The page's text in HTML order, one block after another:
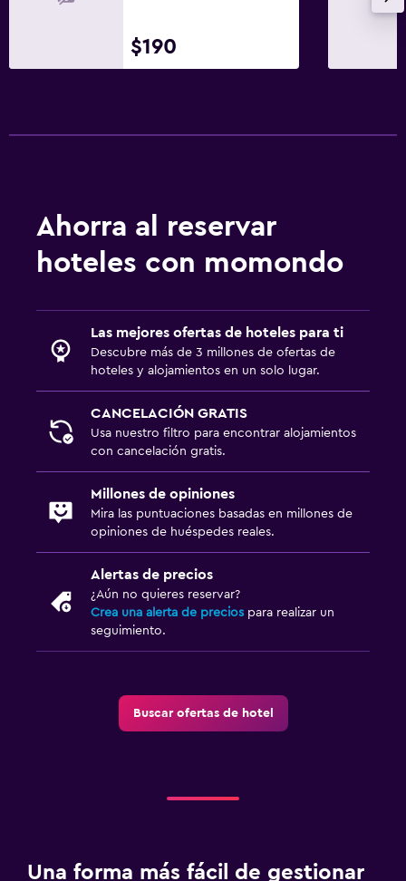
$190
Ahorra al reservar
hoteles con momondo
Las mejores ofertas de hoteles para ti
Descubre más de 3 millones de ofertas de
hoteles y alojamientos en un solo lugar.
CANCELACIÓN GRATIS
Usa nuestro filtro para encontrar alojamientos
con cancelación gratis.
Millones de opiniones
Mira las puntuaciones basadas en millones de
opiniones de huéspedes reales.
Alertas de precios
¿Aún no quieres reservar?
Crea una alerta de precios para realizar un
seguimiento.
Buscar ofertas de hotel
Una forma más fácil de gestionar